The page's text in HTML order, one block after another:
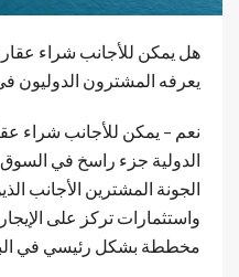
هل يمكن للأجانب شراء
يعرفه المشترون الدوليون في
نعم – يمكن للأجانب شراء
الدولية جزء راسخ في
الجونة المشترين الأجانب
واستثمارات تركز على
مخططة بشكل رئيسي في